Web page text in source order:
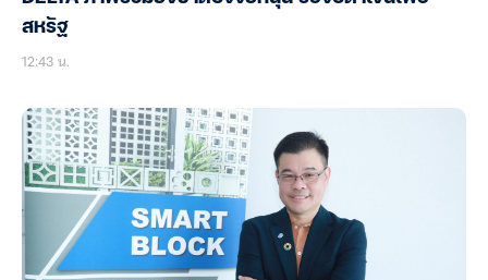
สหรัฐ
12:43 น.